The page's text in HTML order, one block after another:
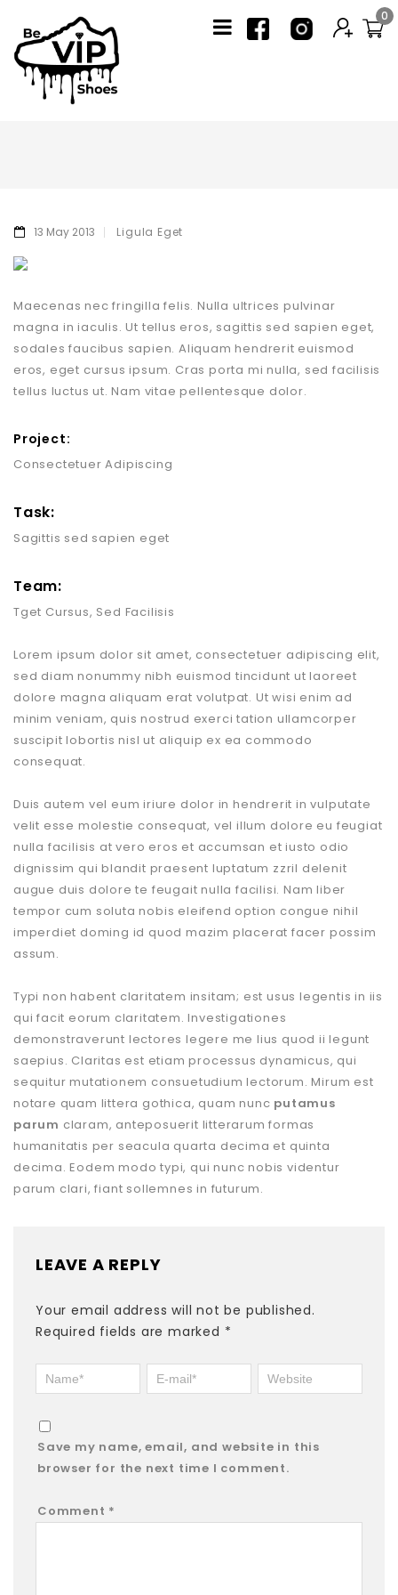
0
13 May 2013 Ligula Eget
Maecenas nec fringilla felis. Nulla ultrices pulvinar
magna in iaculis. Ut tellus eros, sagittis sed sapien eget,
sodales faucibus sapien. Aliquam hendrerit euismod
eros, eget cursus ipsum. Cras porta mi nulla, sed facilisis
tellus luctus ut. Nam vitae pellentesque dolor.
Project:
Consectetuer Adipiscing
Task:
Sagittis sed sapien eget
Team:
Tget Cursus, Sed Facilisis
Lorem ipsum dolor sit amet, consectetuer adipiscing elit,
sed diam nonummy nibh euismod tincidunt ut laoreet
dolore magna aliquam erat volutpat. Ut wisi enim ad
minim veniam, quis nostrud exerci tation ullamcorper
suscipit lobortis nisl ut aliquip ex ea commodo
consequat.
Duis autem vel eum iriure dolor in hendrerit in vulputate
velit esse molestie consequat, vel illum dolore eu feugiat
nulla facilisis at vero eros et accumsan et iusto odio
dignissim qui blandit praesent luptatum zzril delenit
augue duis dolore te feugait nulla facilisi. Nam liber
tempor cum soluta nobis eleifend option congue nihil
imperdiet doming id quod mazim placerat facer possim
assum.
Typi non habent claritatem insitam; est usus legentis in iis
qui facit eorum claritatem. Investigationes
demonstraverunt lectores legere me lius quod ii legunt
saepius. Claritas est etiam processus dynamicus, qui
sequitur mutationem consuetudium lectorum. Mirum est
notare quam littera gothica, quam nunc putamus
parum claram, anteposuerit litterarum formas
humanitatis per seacula quarta decima et quinta
decima. Eodem modo typi, qui nunc nobis videntur
parum clari, fiant sollemnes in futurum.
LEAVE A REPLY
Your email address will not be published.
Required fields are marked *
Save my name, email, and website in this
browser for the next time I comment.
Comment *